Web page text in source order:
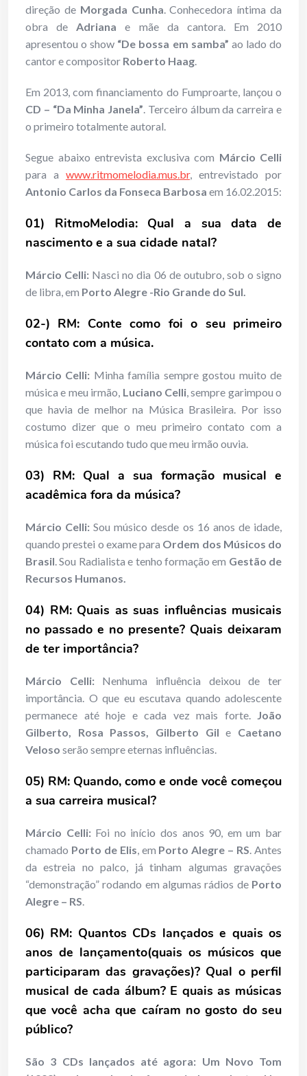
direção de Morgada Cunha. Conhecedora íntima da
obra deAdriana e mãe da cantora. Em 2010
apresentou o show “De bossa em samba” ao lado do
cantor e compositor Roberto Haag.
Em 2013, com financiamento do Fumproarte, lançou o
CD – “Da Minha Janela”. Terceiro álbum da carreira e
o primeiro totalmente autoral.
Segue abaixo entrevista exclusiva com Márcio Celli
para a www.ritmomelodia.mus.br, entrevistado por
Antonio Carlos da Fonseca Barbosa em 16.02.2015:
01) RitmoMelodia: Qual a sua data de
nascimento e a sua cidade natal?
Márcio Celli: Nasci no dia 06 de outubro, sob o signo
de libra, em Porto Alegre -Rio Grande do Sul.
02-) RM: Conte como foi o seu primeiro
contato com a música.
Márcio Celli: Minha família sempre gostou muito de
música e meu irmão, Luciano Celli, sempre garimpou o
que havia de melhor na Música Brasileira. Por isso
costumo dizer que o meu primeiro contato com a
música foi escutando tudo que meu irmão ouvia.
03) RM: Qual a sua formação musical e
acadêmica fora da música?
Márcio Celli: Sou músico desde os 16 anos de idade,
quando prestei o exame para Ordem dos Músicos do
Brasil. Sou Radialista e tenho formação em Gestão de
Recursos Humanos.
04) RM: Quais as suas influências musicais
no passado e no presente? Quais deixaram
de ter importância?
Márcio Celli:Nenhuma influência deixou de ter
importância. O que eu escutava quando adolescente
permanece até hoje e cada vez mais forte. João
Gilberto, Rosa Passos, Gilberto Gile Caetano
Veloso serão sempre eternas influências.
05) RM: Quando, como e onde você começou
a sua carreira musical?
Márcio Celli:Foi no início dos anos 90, em um bar
chamado Porto de Elis, em Porto Alegre – RS. Antes
da estreia no palco, já tinham algumas gravações
“demonstração” rodando em algumas rádios de Porto
Alegre – RS.
06) RM: Quantos CDs lançados e quais os
anos de lançamento(quais os músicos que
participaram das gravações)? Qual o perfil
musical de cada álbum? E quais as músicas
que você acha que caíram no gosto do seu
público?
São 3 CDs lançados até agora: Um Novo Tom